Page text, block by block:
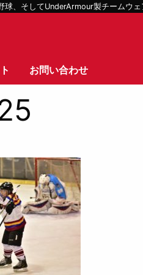
、そしてUnderArmour製チームウ
お問い合わせ